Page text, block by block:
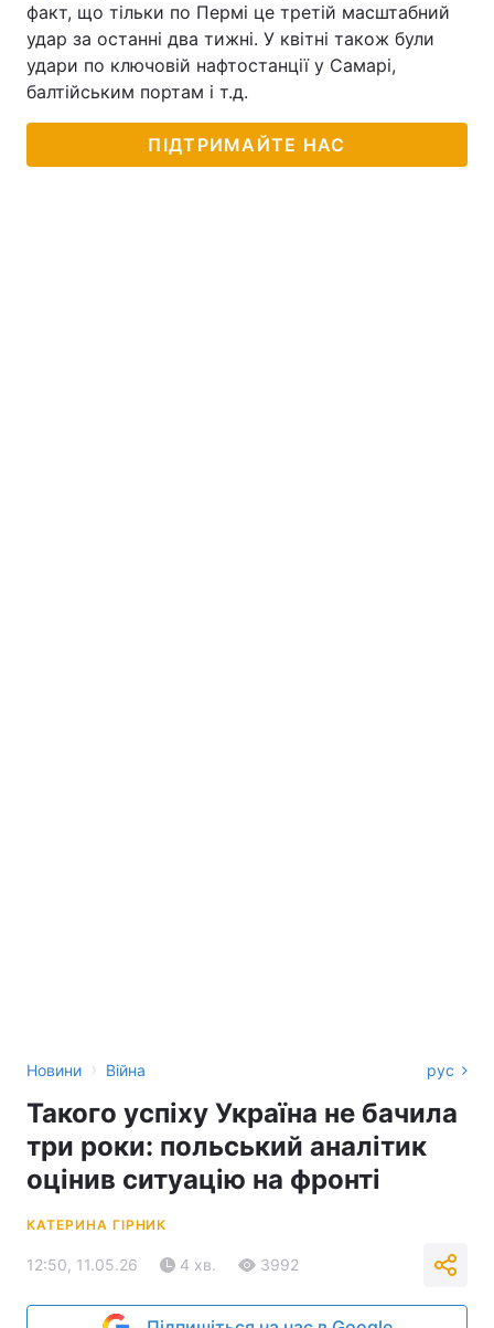
факт, що тільки по Пермі це третій масштабний
удар за останні два тижні. У квітні також були
удари по ключовій нафтостанції у Самарі,
балтійським портам і т.д.
ПІДТРИМАЙТЕ НАС
Новини › Війна рус
Такого успіху Україна не бачила
три роки: польський аналітик
оцінив ситуацію на фронті
КАТЕРИНА ГІРНИК
12:50, 11.05.26 4 хв. 3992